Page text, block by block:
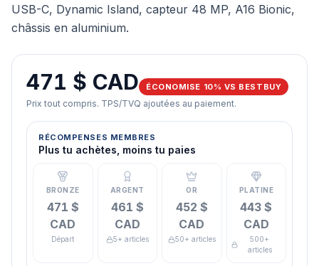
USB-C, Dynamic Island, capteur 48 MP, A16 Bionic,
châssis en aluminium.
471 $ CAD ÉCONOMISE 10% VS BESTBUY
Prix tout compris. TPS/TVQ ajoutées au paiement.
RÉCOMPENSES MEMBRES
Plus tu achètes, moins tu paies
BRONZE
471 $
CAD
Départ
ARGENT
461 $
CAD
5+ articles
OR
452 $
CAD
50+ articles
PLATINE
443 $
CAD
500+
articles